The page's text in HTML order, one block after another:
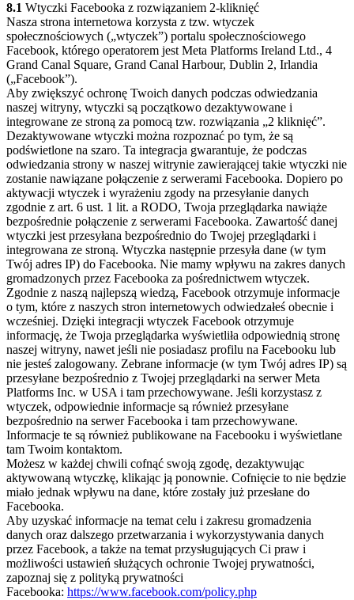
8.1 Wtyczki Facebooka z rozwiązaniem 2-kliknięć
Nasza strona internetowa korzysta z tzw. wtyczek
społecznościowych („wtyczek”) portalu społecznościowego
Facebook, którego operatorem jest Meta Platforms Ireland Ltd., 4
Grand Canal Square, Grand Canal Harbour, Dublin 2, Irlandia
(„Facebook”).
Aby zwiększyć ochronę Twoich danych podczas odwiedzania
naszej witryny, wtyczki są początkowo dezaktywowane i
integrowane ze stroną za pomocą tzw. rozwiązania „2 kliknięć”.
Dezaktywowane wtyczki można rozpoznać po tym, że są
podświetlone na szaro. Ta integracja gwarantuje, że podczas
odwiedzania strony w naszej witrynie zawierającej takie wtyczki nie
zostanie nawiązane połączenie z serwerami Facebooka. Dopiero po
aktywacji wtyczek i wyrażeniu zgody na przesyłanie danych
zgodnie z art. 6 ust. 1 lit. a RODO, Twoja przeglądarka nawiąże
bezpośrednie połączenie z serwerami Facebooka. Zawartość danej
wtyczki jest przesyłana bezpośrednio do Twojej przeglądarki i
integrowana ze stroną. Wtyczka następnie przesyła dane (w tym
Twój adres IP) do Facebooka. Nie mamy wpływu na zakres danych
gromadzonych przez Facebooka za pośrednictwem wtyczek.
Zgodnie z naszą najlepszą wiedzą, Facebook otrzymuje informacje
o tym, które z naszych stron internetowych odwiedzałeś obecnie i
wcześniej. Dzięki integracji wtyczek Facebook otrzymuje
informację, że Twoja przeglądarka wyświetliła odpowiednią stronę
naszej witryny, nawet jeśli nie posiadasz profilu na Facebooku lub
nie jesteś zalogowany. Zebrane informacje (w tym Twój adres IP) są
przesyłane bezpośrednio z Twojej przeglądarki na serwer Meta
Platforms Inc. w USA i tam przechowywane. Jeśli korzystasz z
wtyczek, odpowiednie informacje są również przesyłane
bezpośrednio na serwer Facebooka i tam przechowywane.
Informacje te są również publikowane na Facebooku i wyświetlane
tam Twoim kontaktom.
Możesz w każdej chwili cofnąć swoją zgodę, dezaktywując
aktywowaną wtyczkę, klikając ją ponownie. Cofnięcie to nie będzie
miało jednak wpływu na dane, które zostały już przesłane do
Facebooka.
Aby uzyskać informacje na temat celu i zakresu gromadzenia
danych oraz dalszego przetwarzania i wykorzystywania danych
przez Facebook, a także na temat przysługujących Ci praw i
możliwości ustawień służących ochronie Twojej prywatności,
zapoznaj się z polityką prywatności
Facebooka: https://www.facebook.com/policy.php